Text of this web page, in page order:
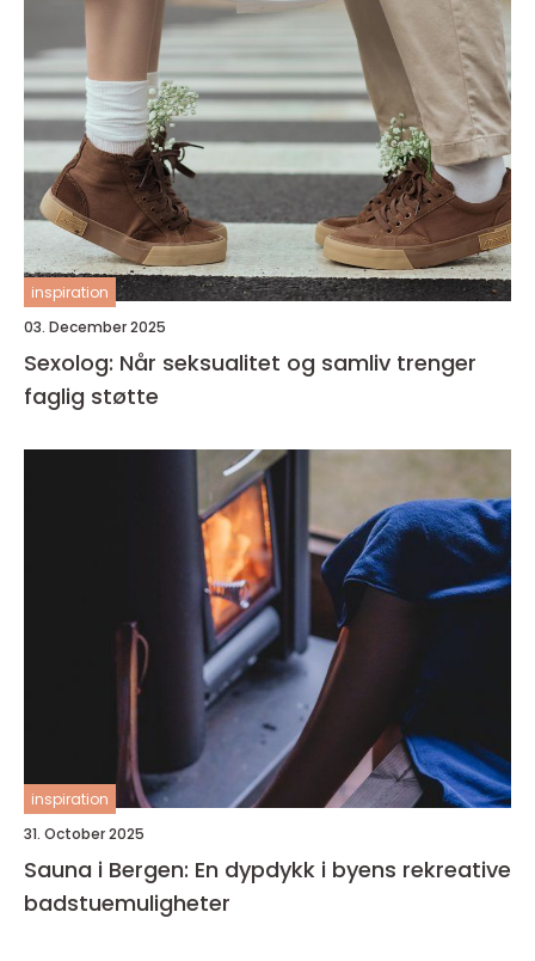
inspiration
03. December 2025
Sexolog: Når seksualitet og samliv trenger
faglig støtte
inspiration
31. October 2025
Sauna i Bergen: En dypdykk i byens rekreative
badstuemuligheter